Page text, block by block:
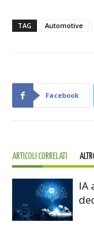
TAG Automotive
Facebook
ARTICOLI CORRELATI
IA